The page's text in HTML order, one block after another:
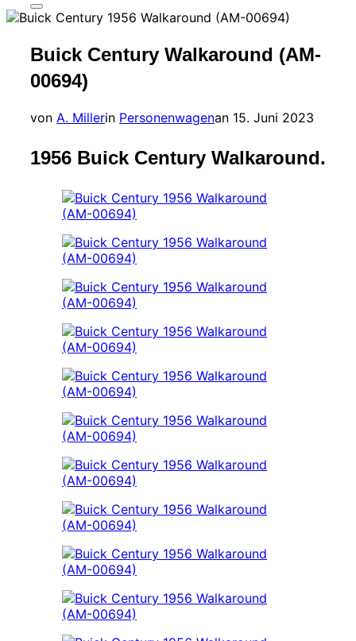
Seitenleiste
&
umschalten
Buick Century Walkaround (AM-
00694)
von A. Millerin Personenwagenan Veröffentlicht
15. Juni 2023
1956 Buick Century Walkaround.